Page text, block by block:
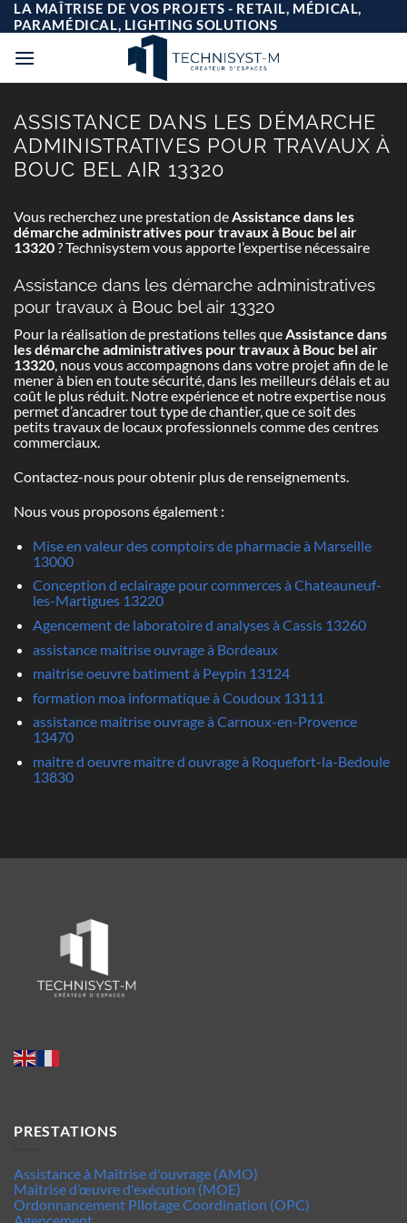
Passer
au
contenu
LA MAÎTRISE DE VOS PROJETS - RETAIL, MÉDICAL,
PARAMÉDICAL, LIGHTING SOLUTIONS
ASSISTANCE DANS LES DÉMARCHE
ADMINISTRATIVES POUR TRAVAUX À
BOUC BEL AIR 13320
Vous recherchez une prestation deAssistance dans les
démarche administratives pour travaux à Bouc bel air
13320? Technisystem vous apporte l’expertise nécessaire
Assistance dans les démarche administratives
pour travaux à Bouc bel air 13320
Pour la réalisation de prestations telles queAssistance dans
les démarche administratives pour travaux à Bouc bel air
13320, nous vous accompagnons dans votre projet afin de le
mener à bien en toute sécurité, dans les meilleurs délais et au
coût le plus réduit. Notre expérience et notre expertise nous
permet d’ancadrer tout type de chantier, que ce soit des
petits travaux de locaux professionnels comme des centres
commerciaux.
Contactez-nous pour obtenir plus de renseignements.
Nous vous proposons également :
Mise en valeur des comptoirs de pharmacie à Marseille
13000
Conception d eclairage pour commerces à Chateauneuf-
les-Martigues 13220
Agencement de laboratoire d analyses à Cassis 13260
assistance maitrise ouvrage à Bordeaux
maitrise oeuvre batiment à Peypin 13124
formation moa informatique à Coudoux 13111
assistance maitrise ouvrage à Carnoux-en-Provence
13470
maitre d oeuvre maitre d ouvrage à Roquefort-la-Bedoule
13830
PRESTATIONS
Assistance à Maîtrise d'ouvrage (AMO)
Maîtrise d’œuvre d'exécution (MOE)
Ordonnancement Pilotage Coordination (OPC)